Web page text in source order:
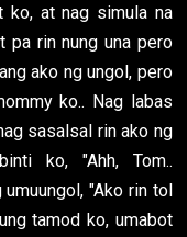
ko, at nag simula na
pa rin nung una pero
ako ng ungol, pero
ko.. Nag labas
sasalsal rin ako ng
ko, "Ahh, Tom..
"Ako rin tol
tamod ko, umabot